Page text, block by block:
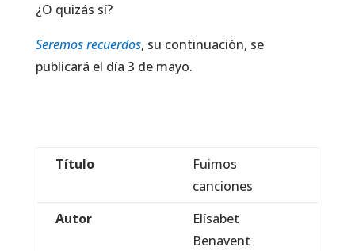
¿O quizás sí?
Seremos recuerdos, su continuación, se
publicará el día 3 de mayo.
Título
Fuimos
canciones
Autor
Elísabet
Benavent